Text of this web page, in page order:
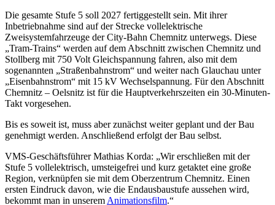
Die gesamte Stufe 5 soll 2027 fertiggestellt sein. Mit ihrer
Inbetriebnahme sind auf der Strecke vollelektrische
Zweisystemfahrzeuge der City-Bahn Chemnitz unterwegs. Diese
„Tram-Trains“ werden auf dem Abschnitt zwischen Chemnitz und
Stollberg mit 750 Volt Gleichspannung fahren, also mit dem
sogenannten „Straßenbahnstrom“ und weiter nach Glauchau unter
„Eisenbahnstrom“ mit 15 kV Wechselspannung. Für den Abschnitt
Chemnitz – Oelsnitz ist für die Hauptverkehrszeiten ein 30-Minuten-
Takt vorgesehen.
Bis es soweit ist, muss aber zunächst weiter geplant und der Bau
genehmigt werden. Anschließend erfolgt der Bau selbst.
VMS-Geschäftsführer Mathias Korda: „Wir erschließen mit der
Stufe 5 vollelektrisch, umsteigefrei und kurz getaktet eine große
Region, verknüpfen sie mit dem Oberzentrum Chemnitz. Einen
ersten Eindruck davon, wie die Endausbaustufe aussehen wird,
bekommt man in unserem Animationsfilm.“